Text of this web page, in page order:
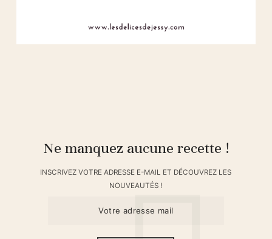
Ne manquez aucune recette !
INSCRIVEZ VOTRE ADRESSE E-MAIL ET DÉCOUVREZ LES
NOUVEAUTÉS !